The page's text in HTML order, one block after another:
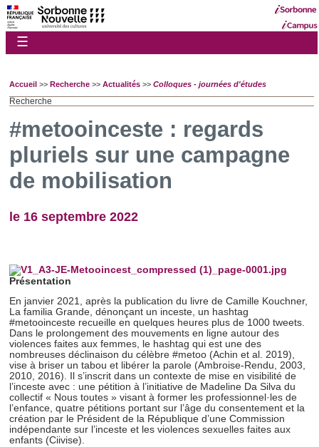
☰
Accueil >> Recherche >> Actualités >> Colloques - journées d'études
Recherche
#metooinceste : regards
pluriels sur une campagne
de mobilisation
le 16 septembre 2022
Présentation
En janvier 2021, après la publication du livre de Camille Kouchner,
La familia Grande, dénonçant un inceste, un hashtag
#metooinceste recueille en quelques heures plus de 1000 tweets.
Dans le prolongement des mouvements en ligne autour des
violences faites aux femmes, le hashtag qui est une des
nombreuses déclinaison du célèbre #metoo (Achin et al. 2019),
vise à briser un tabou et libérer la parole (Ambroise-Rendu, 2003,
2010, 2016). Il s’inscrit dans un contexte de mise en visibilité de
l’inceste avec : une pétition à l’initiative de Madeline Da Silva du
collectif « Nous toutes » visant à former les professionnel·les de
l’enfance, quatre pétitions portant sur l’âge du consentement et la
création par le Président de la République d’une Commission
indépendante sur l’inceste et les violences sexuelles faites aux
enfants (Ciivise).